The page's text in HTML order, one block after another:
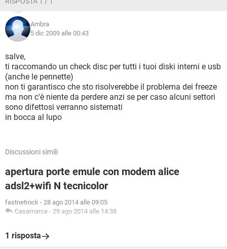
l’hard disk?
Grazie
http://www.ideeregaloriginali.com/
http://www.giftideashop.net/
Ambra
5 dic 2009 alle 00:43
salve,
ti raccomando un check disc per tutti i tuoi diski interni e usb
(anche le pennette)
non ti garantisco che sto risolverebbe il problema dei freeze
ma non c'è niente da perdere anzi se per caso alcuni settori
sono difettosi verranno sistemati
in bocca al lupo
Discussioni simili
apertura porte emule con modem alice
adsl2+wifi N tecnicolor
fastnetrock - 28 ago 2014 alle 09:05
Casamarce - 29 ago 2014 alle 14:38
1 risposta